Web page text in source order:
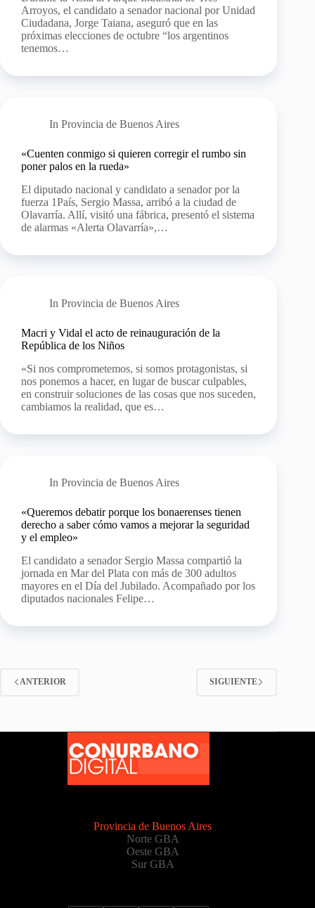
Arroyos, el candidato a senador nacional por Unidad
Ciudadana, Jorge Taiana, aseguró que en las
próximas elecciones de octubre “los argentinos
tenemos…
In Provincia de Buenos Aires
«Cuenten conmigo si quieren corregir el rumbo sin
poner palos en la rueda»
El diputado nacional y candidato a senador por la
fuerza 1País, Sergio Massa, arribó a la ciudad de
Olavarría. Allí, visitó una fábrica, presentó el sistema
de alarmas «Alerta Olavarría»,…
In Provincia de Buenos Aires
Macri y Vidal el acto de reinauguración de la
República de los Niños
«Si nos comprometemos, si somos protagonistas, si
nos ponemos a hacer, en lugar de buscar culpables,
en construir soluciones de las cosas que nos suceden,
cambiamos la realidad, que es…
In Provincia de Buenos Aires
«Queremos debatir porque los bonaerenses tienen
derecho a saber cómo vamos a mejorar la seguridad
y el empleo»
El candidato a senador Sergio Massa compartió la
jornada en Mar del Plata con más de 300 adultos
mayores en el Día del Jubilado. Acompañado por los
diputados nacionales Felipe…
ANTERIOR SIGUIENTE
Provincia de Buenos Aires
Norte GBA
Oeste GBA
Sur GBA